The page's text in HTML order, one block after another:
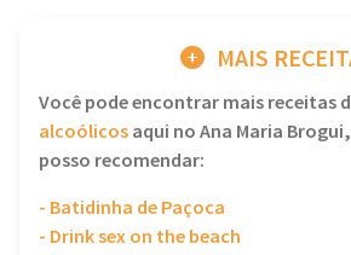
MAIS
Você pode encontrar mais receitas
alcoólicosaqui no Ana Maria
posso recomendar:
- Batidinha de Paçoca
- Drink sex on the beach